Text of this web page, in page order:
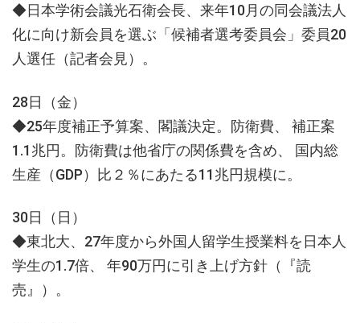
◆日本学術会議光石衛会長、来年10月の同会議法人
化に向け新会員を選ぶ「候補者選考委員会」委員20
人選任（記者会見）。
28日（金）
◆25年度補正予算案、閣議決定。防衛費、 補正案
1.1兆円。防衛費は他省庁の関係費を含め、 国内総
生産（GDP）比２％にあたる11兆円規模に。
30日（日）
◆東北大、27年度から外国人留学生授業料を日本人
学生の1.7倍、 年90万円に引き上げ方針（『読
売』）。